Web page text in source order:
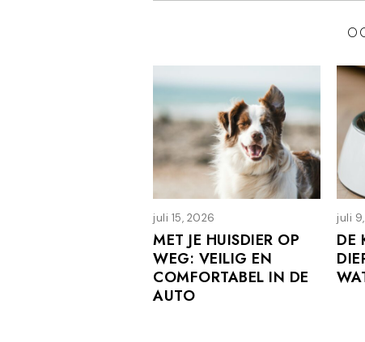
juli 15, 2026
u
l
i
1
MET JE HUISDIER OP
WEG: VEILIG EN
COMFORTABEL IN DE
AUTO
juli
DE